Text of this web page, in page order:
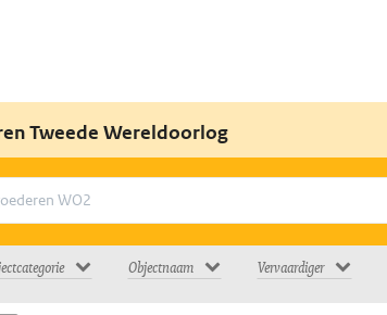
Tweede Wereldoorlog
Objectnaam Vervaardiger